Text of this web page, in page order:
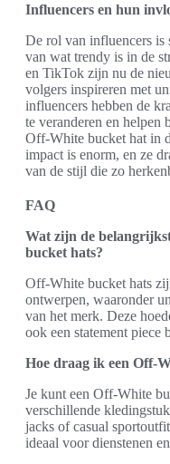
Influencers en hun
De rol van influencers is
van wat trendy is in de
en TikTok zijn nu de
volgers inspireren met
influencers hebben de
te veranderen en helpen
Off-White bucket hat in
impact is enorm, en ze
van de stijl die zo
FAQ
Wat zijn de
bucket hats?
Off-White bucket hats
ontwerpen, waaronder
van het merk. Deze
ook een statement piece
Hoe draag ik een Off-
Je kunt een Off-White
verschillende
jacks of casual
ideaal voor dienstenen